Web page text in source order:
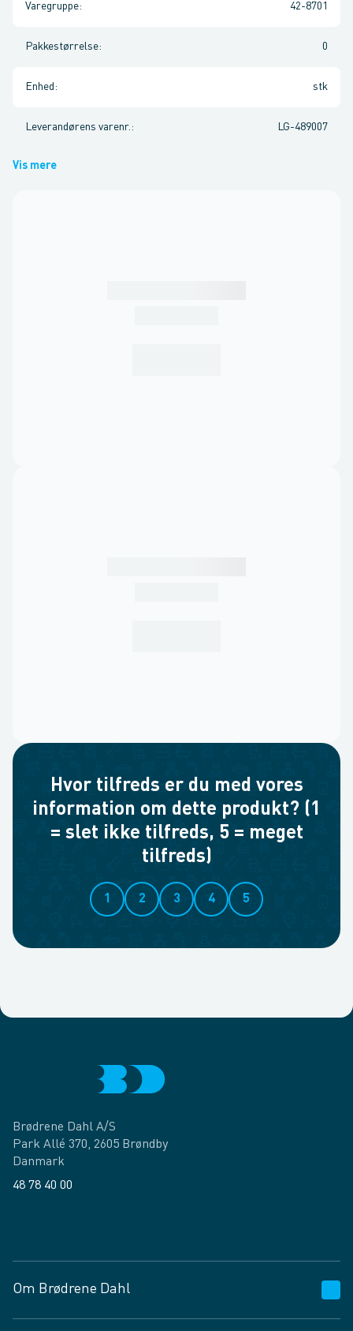
Varegruppe: 42-8701
Pakkestørrelse: 0
Enhed : stk
Leverandørens varenr. : LG-489007
Vis mere
Hvor tilfreds er du med vores
information om dette produkt? (1
= slet ikke tilfreds, 5 = meget
tilfreds)
1 2 3 4 5
Brødrene Dahl A/S
Park Allé 370, 2605 Brøndby
Danmark
48 78 40 00
Om Brødrene Dahl